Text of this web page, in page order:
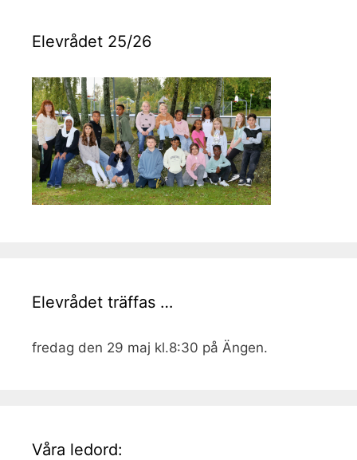
Elevrådet 25/26
Elevrådet träffas …
fredag den 29 maj kl.8:30 på Ängen.
Våra ledord: